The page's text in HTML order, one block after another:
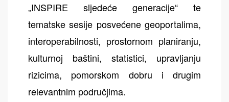
„INSPIRE sljedeće generacije“ te
tematske sesije posvećene geoportalima,
interoperabilnosti, prostornom planiranju,
kulturnoj baštini, statistici, upravljanju
rizicima, pomorskom dobru i drugim
relevantnim područjima.